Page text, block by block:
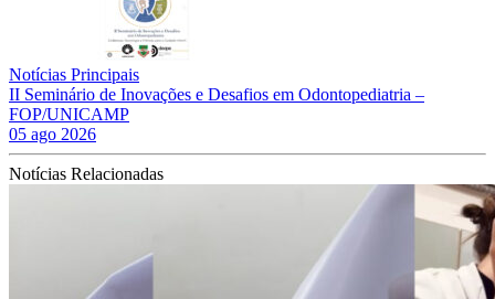
Notícias Principais
II Seminário de Inovações e Desafios em Odontopediatria –
FOP/UNICAMP
05 ago 2026
Notícias Relacionadas